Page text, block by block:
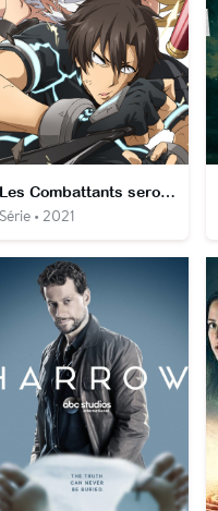
Les Combattants seront déployés !
• 2021